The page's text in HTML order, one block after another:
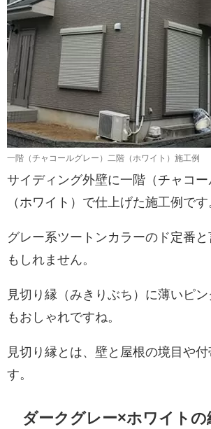
一階（チャコールグレー）二階（ホワイト）施工例
サイディング外壁に一階（チャコ
（ホワイト）で仕上げた施工例です
グレー系ツートンカラーのド定番
もしれません。
見切り縁（みきりぶち）に薄いピ
もおしゃれですね。
見切り縁とは、壁と屋根の境目や
す。
ダークグレー×ホワイトの